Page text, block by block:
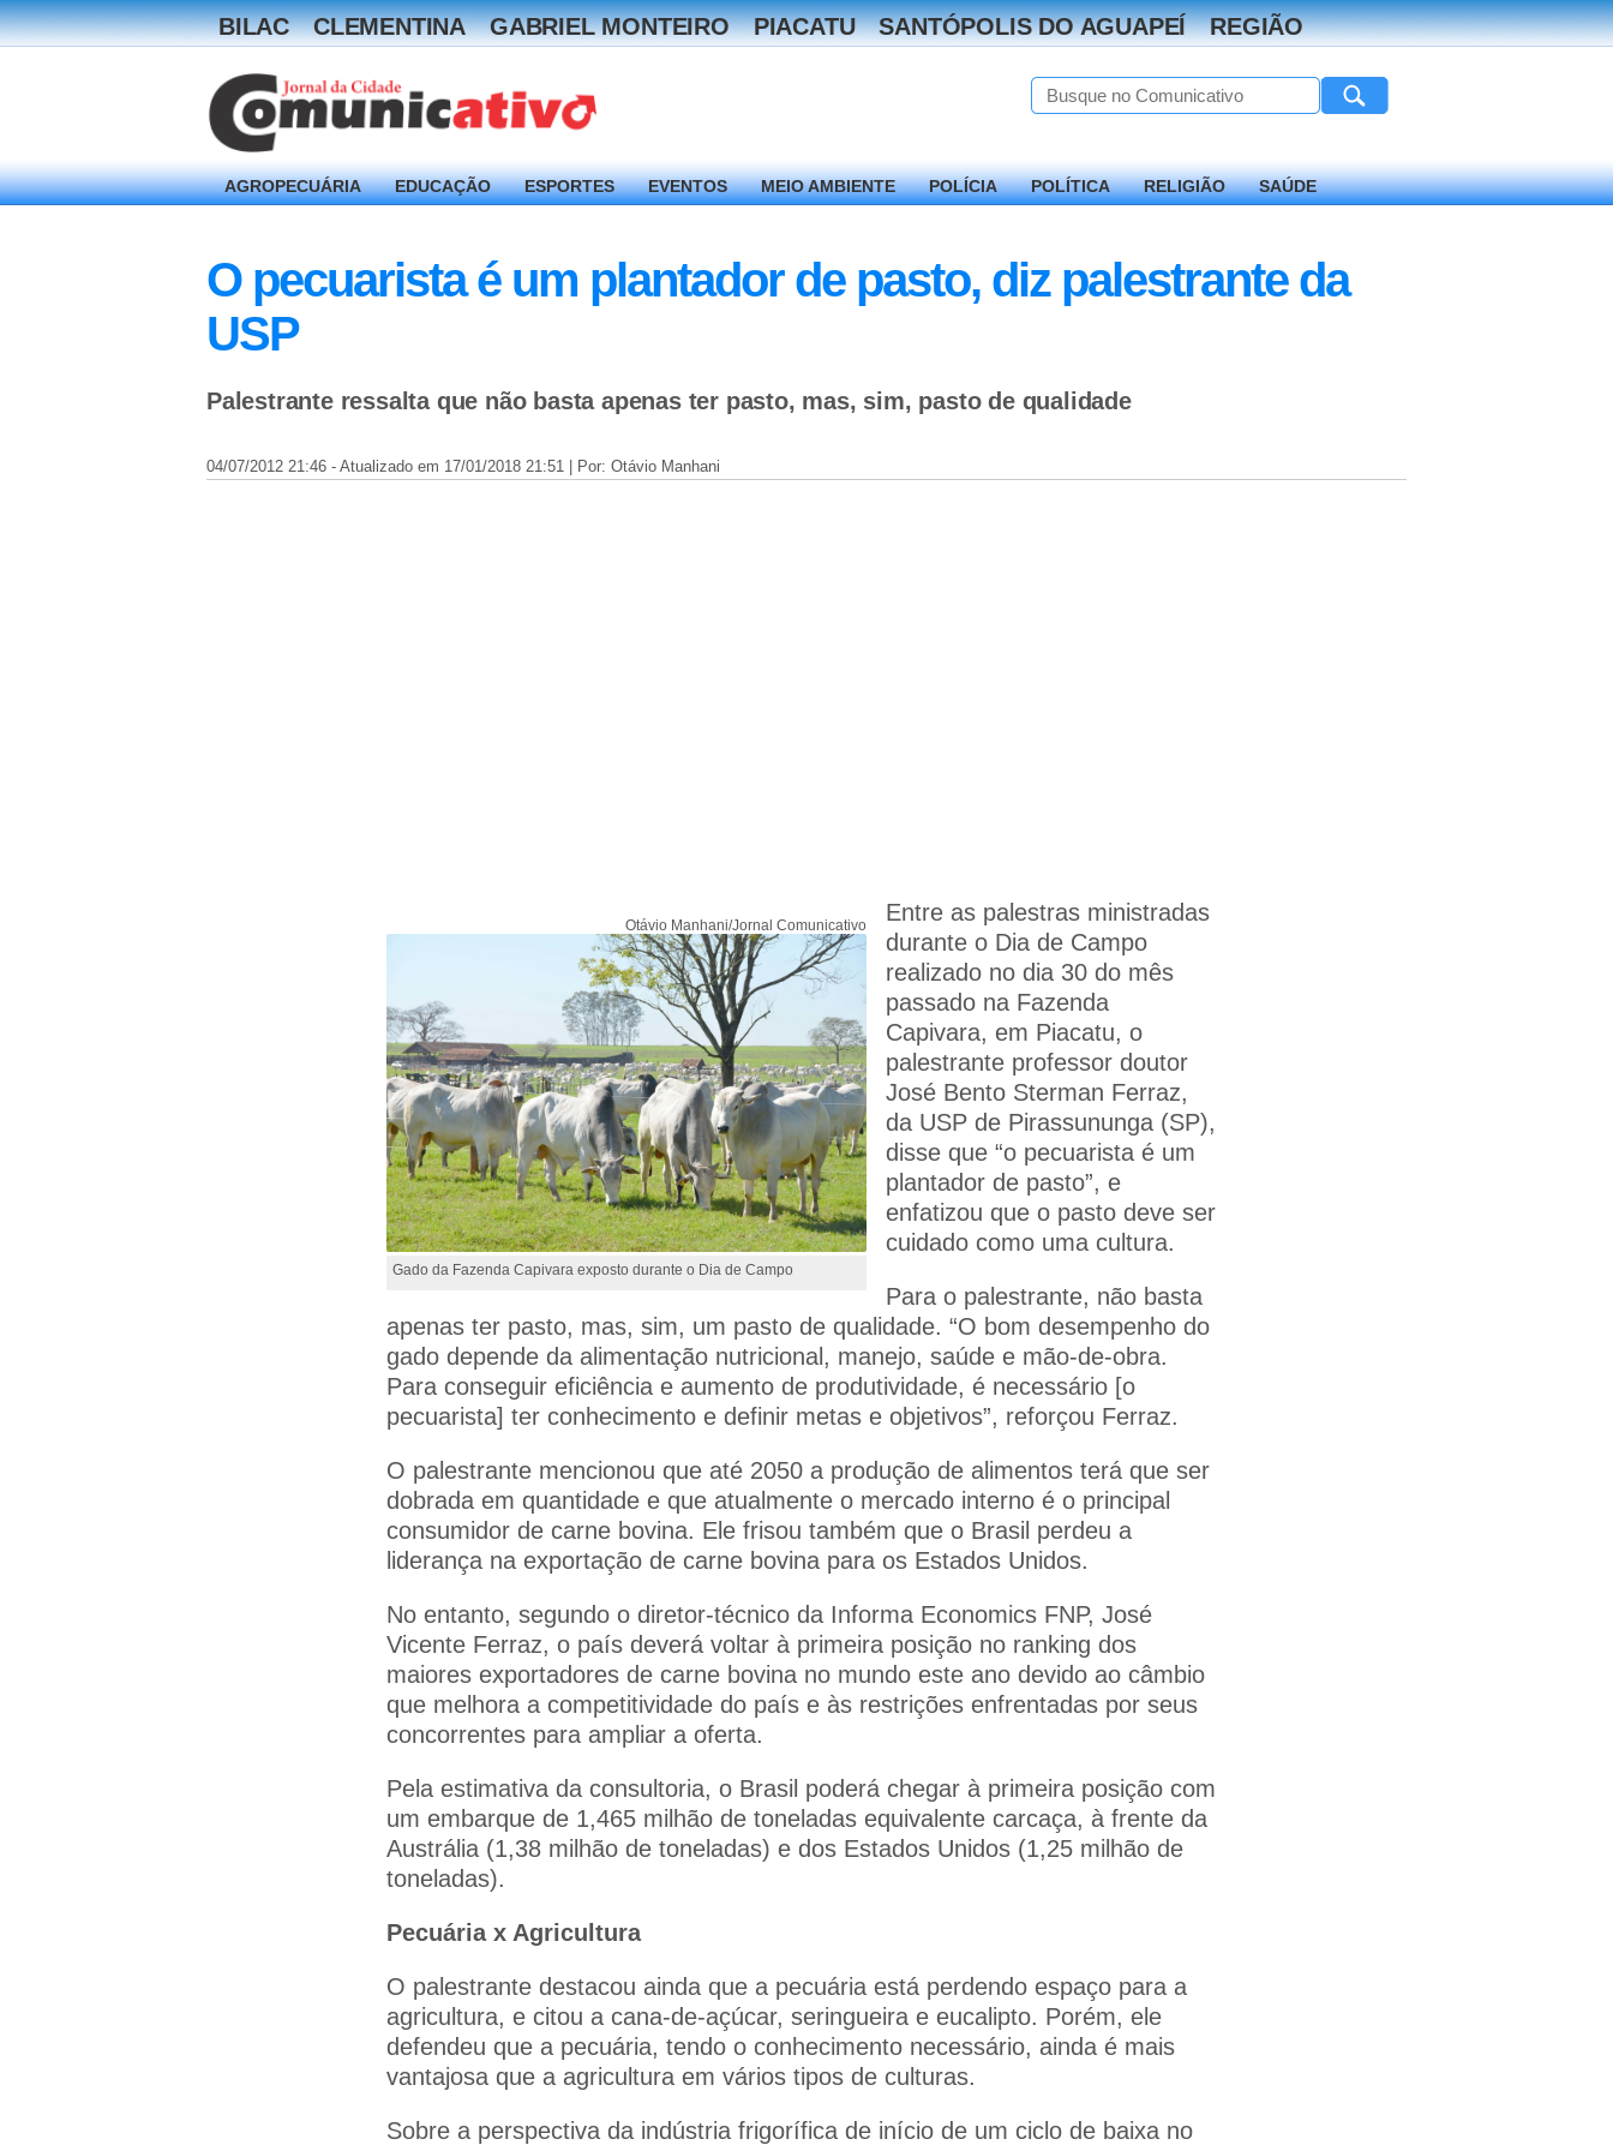
BILAC CLEMENTINA GABRIEL MONTEIRO PIACATU SANTÓPOLIS DO AGUAPEÍ REGIÃO
AGROPECUÁRIA EDUCAÇÃO ESPORTES EVENTOS MEIO AMBIENTE POLÍCIA POLÍTICA RELIGIÃO SAÚDE
O pecuarista é um plantador de pasto, diz palestrante da
USP
Palestrante ressalta que não basta apenas ter pasto, mas, sim, pasto de qualidade
04/07/2012 21:46 - Atualizado em 17/01/2018 21:51 | Por: Otávio Manhani
Otávio Manhani/Jornal Comunicativo
Gado da Fazenda Capivara exposto durante o Dia de Campo
Entre as palestras ministradas
durante o Dia de Campo
realizado no dia 30 do mês
passado na Fazenda
Capivara, em Piacatu, o
palestrante professor doutor
José Bento Sterman Ferraz,
da USP de Pirassununga (SP),
disse que “o pecuarista é um
plantador de pasto”, e
enfatizou que o pasto deve ser
cuidado como uma cultura.
Para o palestrante, não basta
apenas ter pasto, mas, sim, um pasto de qualidade. “O bom desempenho do
gado depende da alimentação nutricional, manejo, saúde e mão-de-obra.
Para conseguir eficiência e aumento de produtividade, é necessário [o
pecuarista] ter conhecimento e definir metas e objetivos”, reforçou Ferraz.
O palestrante mencionou que até 2050 a produção de alimentos terá que ser
dobrada em quantidade e que atualmente o mercado interno é o principal
consumidor de carne bovina. Ele frisou também que o Brasil perdeu a
liderança na exportação de carne bovina para os Estados Unidos.
No entanto, segundo o diretor-técnico da Informa Economics FNP, José
Vicente Ferraz, o país deverá voltar à primeira posição no ranking dos
maiores exportadores de carne bovina no mundo este ano devido ao câmbio
que melhora a competitividade do país e às restrições enfrentadas por seus
concorrentes para ampliar a oferta.
Pela estimativa da consultoria, o Brasil poderá chegar à primeira posição com
um embarque de 1,465 milhão de toneladas equivalente carcaça, à frente da
Austrália (1,38 milhão de toneladas) e dos Estados Unidos (1,25 milhão de
toneladas).
Pecuária x Agricultura
O palestrante destacou ainda que a pecuária está perdendo espaço para a
agricultura, e citou a cana-de-açúcar, seringueira e eucalipto. Porém, ele
defendeu que a pecuária, tendo o conhecimento necessário, ainda é mais
vantajosa que a agricultura em vários tipos de culturas.
Sobre a perspectiva da indústria frigorífica de início de um ciclo de baixa no